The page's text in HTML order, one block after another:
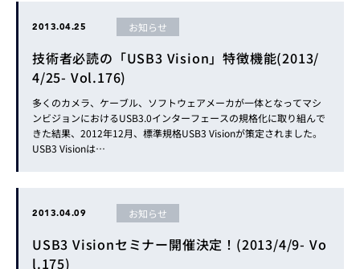
2013.04.25 お知らせ
技術者必読の「USB3 Vision」特徴機能(2013/
4/25- Vol.176)
多くのカメラ、ケーブル、ソフトウェアメーカが一体となってマシ
ンビジョンにおけるUSB3.0インターフェースの規格化に取り組んで
きた結果、2012年12月、標準規格USB3 Visionが策定されました。
USB3 Visionは…
2013.04.09 お知らせ
USB3 Visionセミナー開催決定！(2013/4/9- Vo
l.175)